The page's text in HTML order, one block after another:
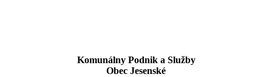
Komunálny Podnik a Služby
Obec Jesenské